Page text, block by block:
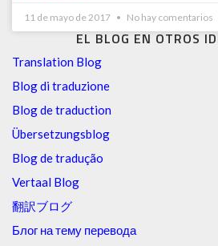
EL BLOG EN OTROS
Translation Blog
Blog di traduzione
Blog de traduction
Übersetzungsblog
Blog de tradução
Vertaal Blog
翻訳ブログ
Блог на тему перевода
11 de mayo de 2017
No hay comentarios